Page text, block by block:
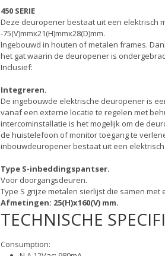
450 SERIE
Deze deuropener bestaat uit een elektrisch
-75(V)mmx21(H)mmx28(D)mm.
Ingebouwd in houten of metalen frames.
het gat waarin de deuropener is
Inclusief:
Integreren.
De ingebouwde elektrische deuropener is
vanaf een externe locatie te regelen met
intercominstallatie is het mogelijk om de
de huistelefoon of monitor toegang te
inbouwdeuropener bestaat uit een
Type S-inbeddingspantser.
Voor doorgangsdeuren.
Type S grijze metalen sierlijst die samen
Afmetingen: 25(H)x160(V) mm.
TECHNISCHE
Consumption: